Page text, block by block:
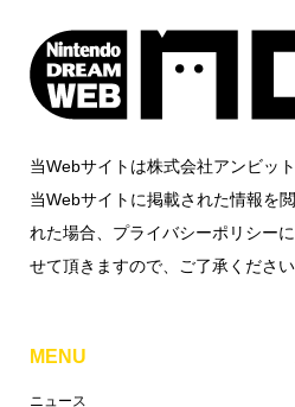
当Webサイトは株式会社アンビッ
当Webサイトに掲載された情報を
れた場合、プライバシーポリシー
せて頂きますので、ご了承ください
MENU
ニュース